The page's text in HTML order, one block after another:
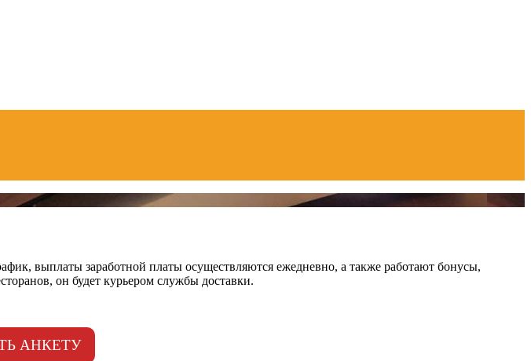
выплаты заработной платы осуществляются ежедневно, а также работают бонусы,
он будет курьером службы доставки.
АНКЕТУ